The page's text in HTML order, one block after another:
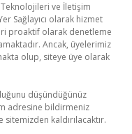
Teknolojileri ve İletişim
Sağlayıcı olarak hizmet
proaktif olarak denetleme
Ancak, üyelerimiz
olup, siteye üye olarak
düşündüğünüz
adresine bildirmeniz
kaldırılacaktır.